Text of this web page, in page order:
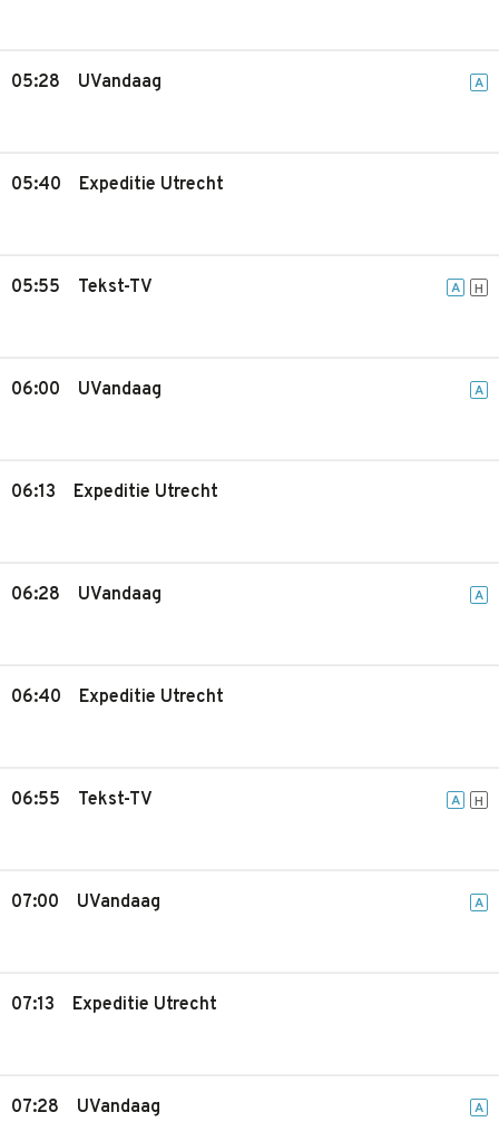
05:28 UVandaag A
05:40 Expeditie Utrecht
05:55 Tekst-TV A H
06:00 UVandaag A
06:13 Expeditie Utrecht
06:28 UVandaag A
06:40 Expeditie Utrecht
06:55 Tekst-TV A H
07:00 UVandaag A
07:13 Expeditie Utrecht
07:28 UVandaag A